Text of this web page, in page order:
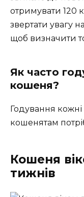
отримувати 120
звертати увагу
щоб визначити
Як часто
кошеня?
Годування
кошенятам
Кошеня
тижнів